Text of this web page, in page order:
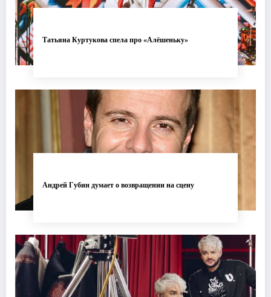
Татьяна Куртукова спела про «Алёшеньку»
Андрей Губин думает о возвращении на сцену